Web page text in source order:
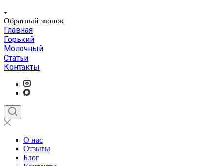
Обратный звонок
Главная
Горький
Молочный
Статьи
Контакты
О нас
Отзывы
Блог